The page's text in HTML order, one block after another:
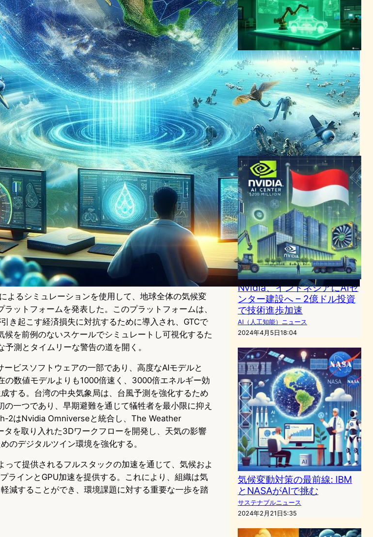
よるシミュレーションを使用して、地球全体の気候変
ットフォームを発表した。このプラットフォームは、
き起こす経済損失に対抗するために導入され、GTCで
を前例のないスケールでシミュレートし可視化するた
測とタイムリーな警告の道を開く。
ビスソフトウェアの一部であり、高度なAIモデルと
の数値モデルよりも1000倍速く、3000倍エネルギー効
する。台湾の中央気象局は、台風予測を強化するため
一つであり、早期避難を通じて犠牲者を最小限に抑え
2はNvidia Omniverseと統合し、The Weather
を取り入れた3Dワークフローを開発し、天気の影響
のデジタルツイン環境を強化する。
て提供されるフルスタックの加速を通じて、気候およ
ラインとGPU加速を提供する。これにより、組織は気
減することができ、環境課題に対する重要な一歩を踏
本日リリース！NVIDIA
Cosmos：物理世界対応型AI
とは？│2000万時間の学習デ
ータが実現する超リアルなシ
ミュレーション
AI（人工知能）ニュース ｜
デジタルツインニュース
CES NVIDIA
2025年1月7日20:02
Nvidia、インドネシアにAIセ
ンター建設へ – 2億ドル投資
で技術進歩加速
AI（人工知能）ニュース
2024年4月5日18:04
気候変動対策の最前線: IBM
とNASAがAIで挑む
サステナブルニュース
2024年2月21日5:35